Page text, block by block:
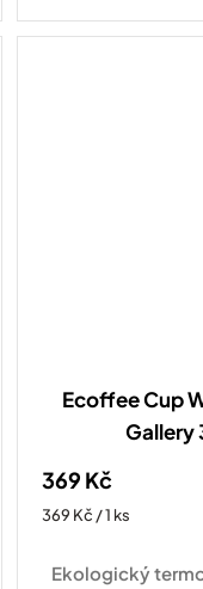
pro každodenní
Ecoffee Cup
Gallery
369 Kč
Měrná
369 Kč / 1 ks
Ekologický